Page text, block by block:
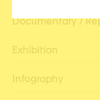
Documentary /
Exhibition
Infography